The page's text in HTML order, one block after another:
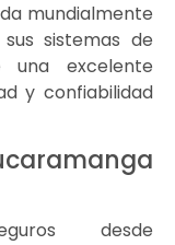
mundialmente
sistemas de
una excelente
y confiabilidad
desde